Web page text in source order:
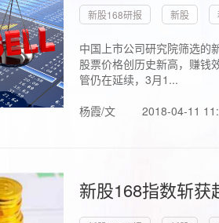
新股168研报 新股
中国上市公司研究院筛选的
股票价格创历史新高，赚钱
管仍在延续，3月1...
杨霞/文
2018-04-11
新股168指数斩